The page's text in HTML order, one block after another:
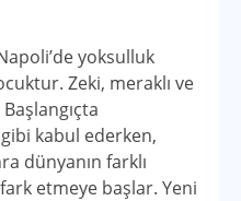
yoksulluk
Zeki, meraklı ve
kabul ederken,
dünyanın farklı
etmeye başlar. Yeni